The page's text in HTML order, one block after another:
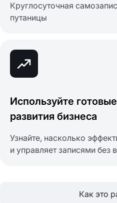
Круглосуточная
путаницы
Используйте
развития бизнеса
Узнайте, насколько
и управляет записями без
Как это